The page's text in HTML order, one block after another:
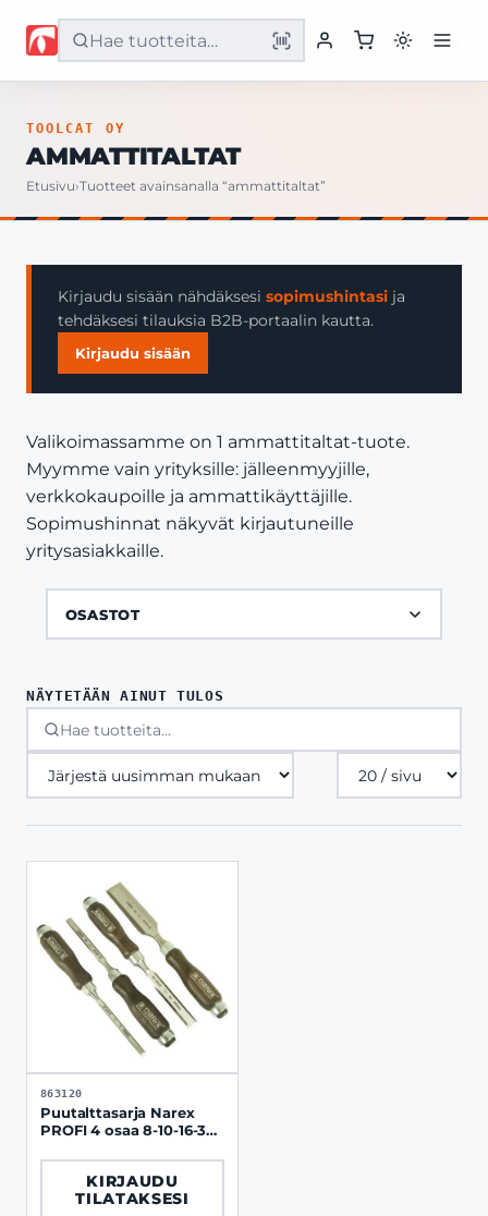
Etusivu
Yritys
Yhteystiedot
TOOLCAT OY
AMMATTITALTAT
Etusivu›Tuotteet avainsanalla “ammattitaltat”
Kirjaudu sisään nähdäksesi sopimushintasi ja
tehdäksesi tilauksia B2B-portaalin kautta.
Kirjaudu sisään
Valikoimassamme on 1 ammattitaltat-tuote.
Myymme vain yrityksille: jälleenmyyjille,
verkkokaupoille ja ammattikäyttäjille.
Sopimushinnat näkyvät kirjautuneille
yritysasiakkaille.
OSASTOT
NÄYTETÄÄN AINUT TULOS
Tuotteita
sivulla
863120
Puutalttasarja Narex
PROFI 4 osaa 8-10-16-32
KIRJAUDU
TILATAKSESI